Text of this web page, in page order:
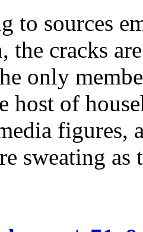
to sources
the cracks
only
host of
figures,
sweating